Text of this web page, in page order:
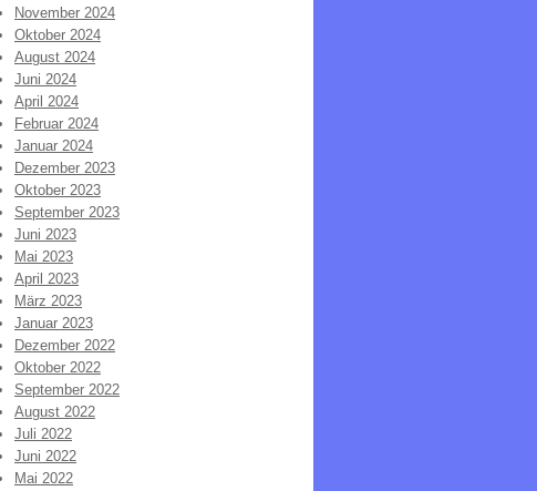
November 2024
Oktober 2024
August 2024
Juni 2024
April 2024
Februar 2024
Januar 2024
Dezember 2023
Oktober 2023
September 2023
Juni 2023
Mai 2023
April 2023
März 2023
Januar 2023
Dezember 2022
Oktober 2022
September 2022
August 2022
Juli 2022
Juni 2022
Mai 2022